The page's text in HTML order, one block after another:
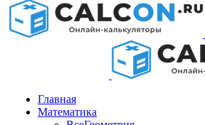
Главная
Математика